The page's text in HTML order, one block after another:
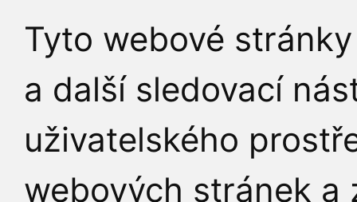
Tyto webové
a další sledovací
uživatelského
webových stránek a